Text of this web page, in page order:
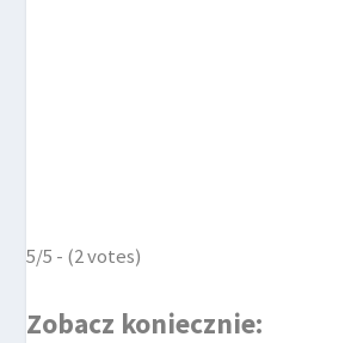
5/5 - (2 votes)
Zobacz koniecznie: